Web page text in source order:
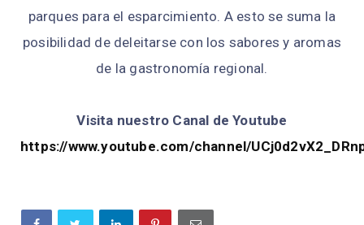
parques para el esparcimiento. A esto se suma la
posibilidad de deleitarse con los sabores y aromas
de la gastronomía regional.
Visita nuestro Canal de Youtube
https://www.youtube.com/channel/